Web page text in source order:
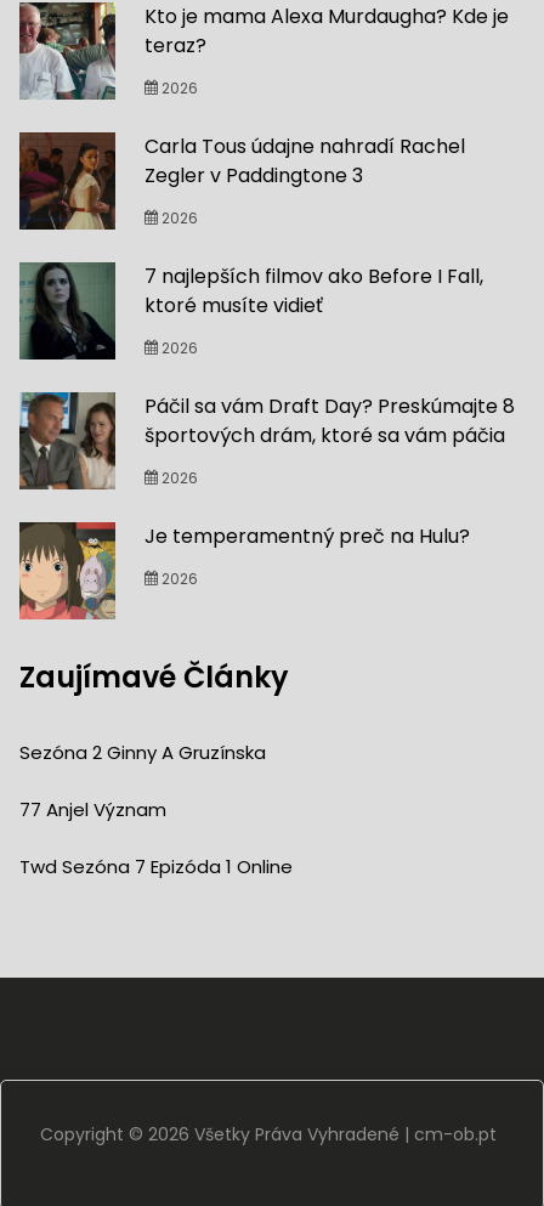
Kto je mama Alexa Murdaugha? Kde je
teraz?
2026
Carla Tous údajne nahradí Rachel
Zegler v Paddingtone 3
2026
7 najlepších filmov ako Before I Fall,
ktoré musíte vidieť
2026
Páčil sa vám Draft Day? Preskúmajte 8
športových drám, ktoré sa vám páčia
2026
Je temperamentný preč na Hulu?
2026
Zaujímavé Články
Sezóna 2 Ginny A Gruzínska
77 Anjel Význam
Twd Sezóna 7 Epizóda 1 Online
Copyright © 2026 Všetky Práva Vyhradené | cm-ob.pt